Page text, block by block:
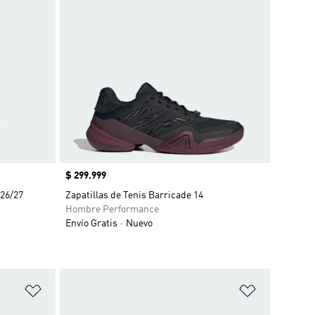
27
Precio
$ 299.999
Zapatillas de Tenis Barricade 14
Hombre Performance
Envío Gratis
Nuevo